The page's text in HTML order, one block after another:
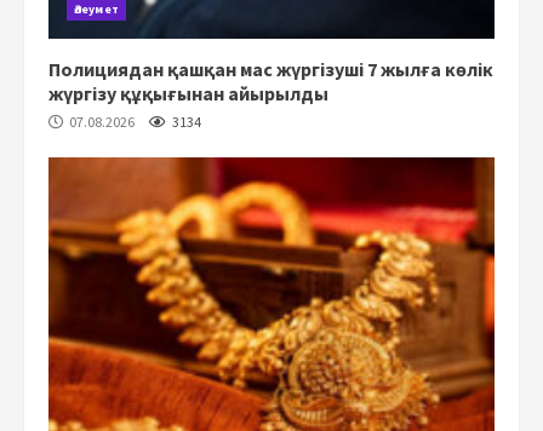
Әлеумет
Полициядан қашқан мас жүргізуші 7 жылға көлік
жүргізу құқығынан айырылды
07.08.2026 3134